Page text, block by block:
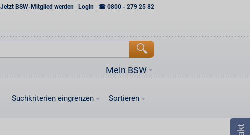
Jetzt BSW-Mitglied werden Login ☎ 0800 - 279 25 82
Mein BSW
Suchkriterien eingrenzen Sortieren